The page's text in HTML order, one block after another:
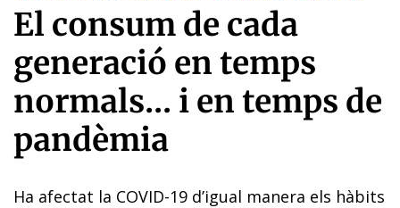
El consum de cada
generació en temps
normals... i en temps de
pandèmia
Ha afectat la COVID-19 d’igual manera els hàbits